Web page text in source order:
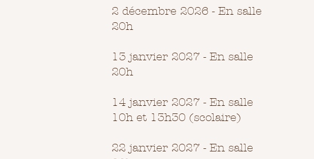
2 décembre 2026 - En salle
20h
13 janvier 2027 - En salle
20h
14 janvier 2027 - En salle
10h et 13h30 (scolaire)
22 janvier 2027 - En salle